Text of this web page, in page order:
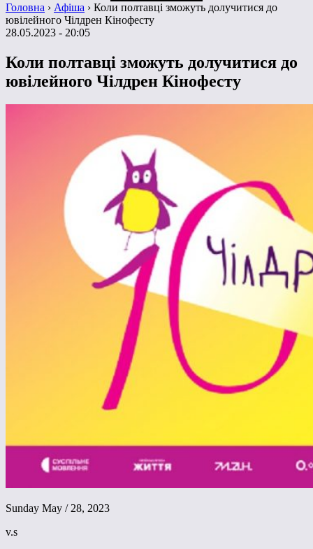
Головна › Афіша › Коли полтавці зможуть долучитися до
ювілейного Чілдрен Кінофесту
28.05.2023 - 20:05
Коли полтавці зможуть долучитися до
ювілейного Чілдрен Кінофесту
Sunday May / 28, 2023
v.s